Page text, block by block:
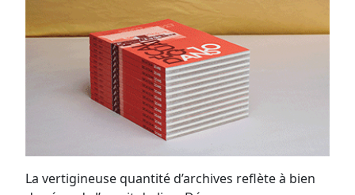
La vertigineuse quantité d’archives reflète à bien